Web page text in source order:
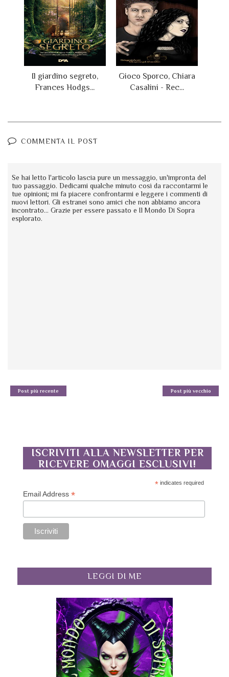
Il giardino segreto,
Frances Hodgs...
Gioco Sporco, Chiara
Casalini - Rec...
COMMENTA IL POST
Se hai letto l'articolo lascia pure un messaggio, un'impronta del
tuo passaggio. Dedicami qualche minuto così da raccontarmi le
tue opinioni; mi fa piacere confrontarmi e leggere i commenti di
nuovi lettori. Gli estranei sono amici che non abbiamo ancora
incontrato... Grazie per essere passato e Il Mondo Di Sopra
esplorato.
Post più recente Post più vecchio
ISCRIVITI ALLA NEWSLETTER PER
RICEVERE OMAGGI ESCLUSIVI!
* indicates required
Email Address*
LEGGI DI ME